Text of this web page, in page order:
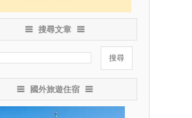
搜尋文章
國外旅遊住宿